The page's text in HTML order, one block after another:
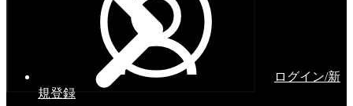
ログイン/新
規登録